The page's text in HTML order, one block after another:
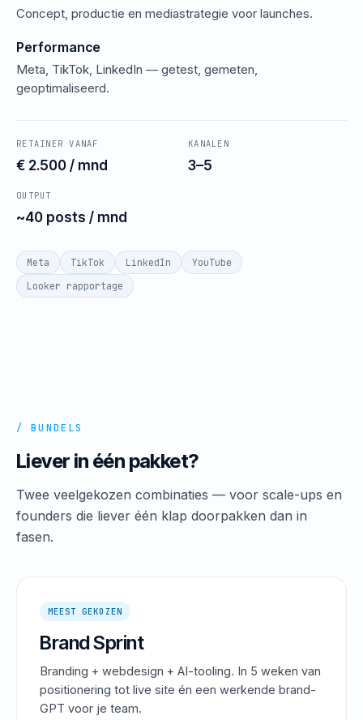
Concept, productie en mediastrategie voor launches.
Performance
Meta, TikTok, LinkedIn — getest, gemeten,
geoptimaliseerd.
RETAINER VANAF
€ 2.500 / mnd
KANALEN
3–5
OUTPUT
~40 posts / mnd
Meta TikTok LinkedIn
YouTube
Looker rapportage
/ BUNDELS
Liever in één pakket?
Twee veelgekozen combinaties — voor scale-ups en
founders die liever één klap doorpakken dan in
fasen.
MEEST GEKOZEN
Brand Sprint
Branding + webdesign + AI-tooling. In 5 weken van
positionering tot live site én een werkende brand-
GPT voor je team.